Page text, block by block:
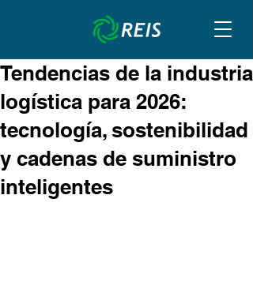
Tendencias de la industria
logística para 2026:
tecnología, sostenibilidad
y cadenas de suministro
inteligentes